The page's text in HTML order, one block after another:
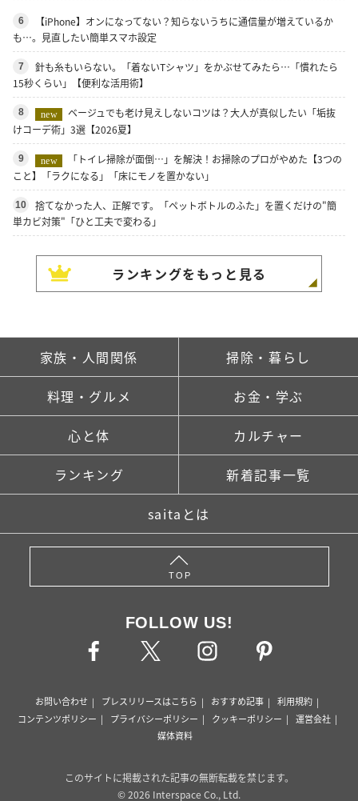
6
【iPhone】オンになってない？知らないうちに通信量が増えているか
も…。見直したい簡単スマホ設定
7
針も糸もいらない。「着ないTシャツ」をかぶせてみたら…「慣れたら
15秒くらい」【便利な活用術】
8 new
ベージュでも老け見えしないコツは？大人が真似したい「垢抜
けコーデ術」3選【2026夏】
9 new
「トイレ掃除が面倒…」を解決！お掃除のプロがやめた【3つの
こと】「ラクになる」「床にモノを置かない」
10
捨てなかった人、正解です。「ペットボトルのふた」を置くだけの"簡
単カビ対策"「ひと工夫で変わる」
ランキングをもっと見る
家族・人間関係 掃除・暮らし
料理・グルメ お金・学ぶ
心と体 カルチャー
ランキング 新着記事一覧
saitaとは
TOP
FOLLOW US!
お問い合わせ プレスリリースはこちら おすすめ記事
利用規約
コンテンツポリシー
プライバシーポリシー クッキーポリシー
運営会社
媒体資料
このサイトに掲載された記事の無断転載を禁じます。
© 2026 Interspace Co., Ltd.